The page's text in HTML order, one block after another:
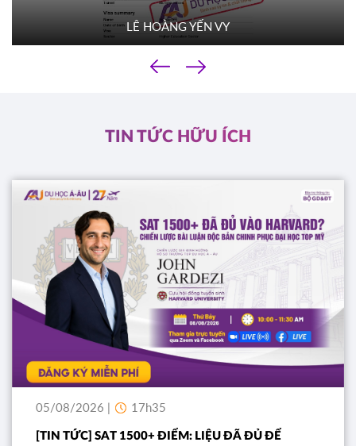
Mỹ TACOMA COMMUNITY COLLEGE
LÊ HOÀNG YẾN VY
‹
›
TIN TỨC HỮU ÍCH
05/08/2026 | 17h35
[TIN TỨC] SAT 1500+ ĐIỂM: LIỆU ĐÃ ĐỦ ĐỂ